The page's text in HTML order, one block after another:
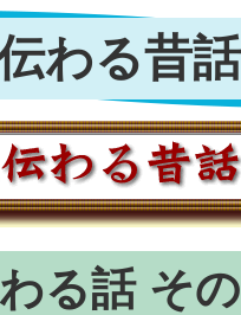
わる昔
る話 そ